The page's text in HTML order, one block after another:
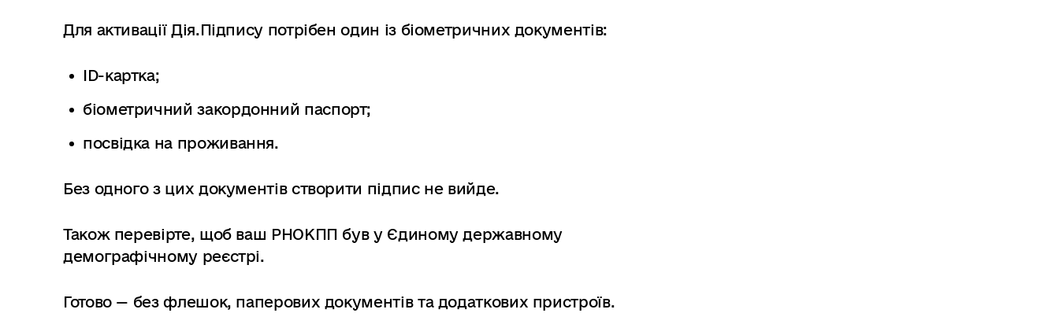
Для активації Дія.Підпису потрібен один із біометричних документів:
ID-картка;
біометричний закордонний паспорт;
посвідка на проживання.
Без одного з цих документів створити підпис не вийде.
Також перевірте, щоб ваш РНОКПП був у Єдиному державному
демографічному реєстрі.
Готово — без флешок, паперових документів та додаткових пристроїв.